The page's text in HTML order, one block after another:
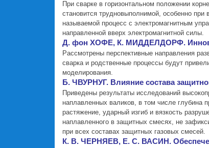
При сварке в горизонтальном положении
становится трудновыполнимой, особенно
называемой процесс с электромагнитным
направленной вверх электромагнитной силы.
Д. фон ХОФЕ, К. МИДДЕЛДОРФ.
Рассмотрены перспективные направления
сварка и родственные процессы будут
моделирования.
Б. ЧВУРНУГ. Влияние состава
Приведены результаты исследований
наплавленных валиков, в том числе глубина
растяжение, ударный изгиб и вязкость
наплавленного в защитных смесях, не
при всех составах защитных газовых смесей.
К. В. ЧЕРНЯЕВ, Е. С. ВАСИН.